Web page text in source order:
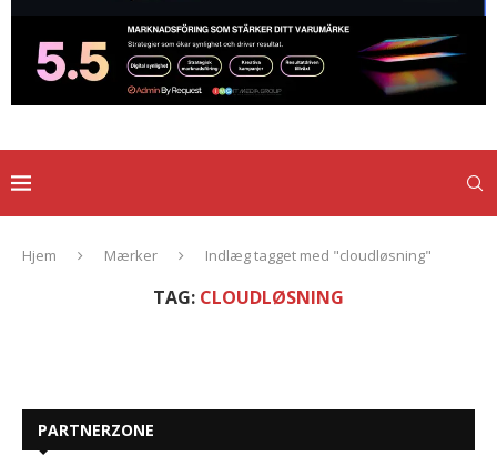
Hjem Mærker Indlæg tagget med "cloudløsning"
TAG: CLOUDLØSNING
PARTNERZONE